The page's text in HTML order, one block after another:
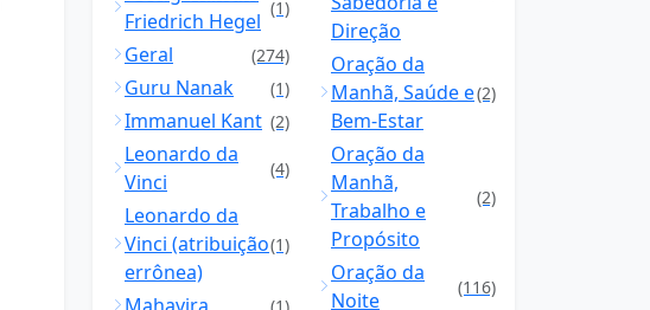
Friedrich Hegel
(1)
Geral (274)
Guru Nanak (1)
Immanuel Kant (2)
Leonardo da
Vinci
(4)
Leonardo da
Vinci (atribuição
errônea)
(1)
(1)
Direção
Oração da
Manhã, Saúde e
Bem-Estar
(2)
Oração da
Manhã,
Trabalho e
Propósito
(2)
Oração da
Noite
(116)